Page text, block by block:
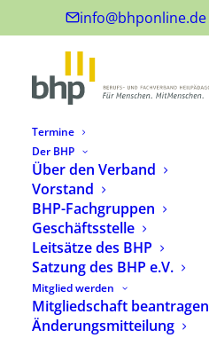
info@bhponline.de
Termine
Der BHP
Über den Verband
Vorstand
BHP-Fachgruppen
Geschäftsstelle
Leitsätze des BHP
Satzung des BHP e.V.
Mitglied werden
Mitgliedschaft beantragen
Änderungsmitteilung